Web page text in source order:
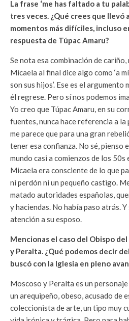
La frase ‘me has faltado a tu
tres veces. ¿Qué crees que llevó
momentos más difíciles, incluso
respuesta de Túpac Amaru?
Se nota esa combinación de
Micaela al final dice algo como ‘a
son sus hijos’. Ese es el
él regrese. Pero sí nos podemos
Yo creo que Túpac Amaru, en su
fuentes, nunca hace referencia a la
me parece que para una gran
tener esa confianza. No sé, pienso
mundo casi a comienzos de los 50s
Micaela era consciente de lo que
ni perdón ni un pequeño castigo.
matado autoridades españolas,
y haciendas. No había paso atrás.
atención a su esposo.
Mencionas el caso del Obispo
y Peralta. ¿Qué podemos decir
buscó con la Iglesia en pleno
Moscoso y Peralta es un
un arequipeño, obeso, acusado de
coleccionista de arte, un tipo muy